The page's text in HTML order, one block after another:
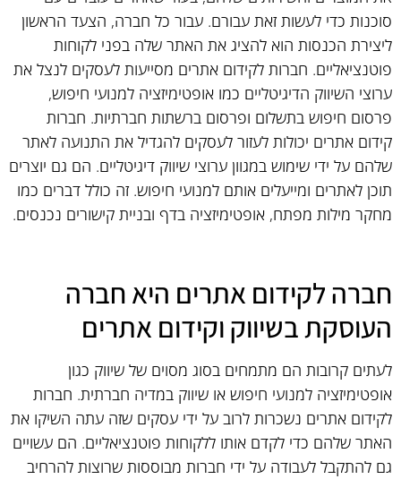
סוכנות כדי לעשות זאת עבורם. עבור כל חברה, הצעד הראשון
ליצירת הכנסות הוא להציג את האתר שלה בפני לקוחות
פוטנציאליים. חברות לקידום אתרים מסייעות לעסקים לנצל את
ערוצי השיווק הדיגיטליים כמו אופטימיזציה למנועי חיפוש,
פרסום חיפוש בתשלום ופרסום ברשתות חברתיות. חברות
קידום אתרים יכולות לעזור לעסקים להגדיל את התנועה לאתר
שלהם על ידי שימוש במגוון ערוצי שיווק דיגיטליים. הם גם יוצרים
תוכן לאתרים ומייעלים אותם למנועי חיפוש. זה כולל דברים כמו
מחקר מילות מפתח, אופטימיזציה בדף ובניית קישורים נכנסים.
חברה לקידום אתרים היא חברה
העוסקת בשיווק וקידום אתרים
לעתים קרובות הם מתמחים בסוג מסוים של שיווק כגון
אופטימיזציה למנועי חיפוש או שיווק במדיה חברתית. חברות
לקידום אתרים נשכרות לרוב על ידי עסקים שזה עתה השיקו את
האתר שלהם כדי לקדם אותו ללקוחות פוטנציאליים. הם עשויים
גם להתקבל לעבודה על ידי חברות מבוססות שרוצות להרחיב